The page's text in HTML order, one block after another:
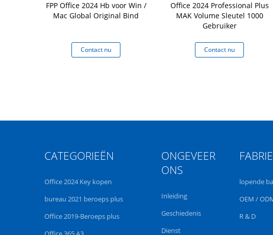
FPP Office 2024 Hb voor Win /
Mac Global Original Bind
Contact nu
Office 2024 Professional Plus
MAK Volume Sleutel 1000
Gebruiker
Contact nu
CATEGORIEËN
Office 2024 Key kopen
bureau 2021 beroeps plus
Office 2019-Beroeps plus
ONGEVEER
ONS
Inleiding
Geschiedenis
Dienst
lopende
OEM /
R & D